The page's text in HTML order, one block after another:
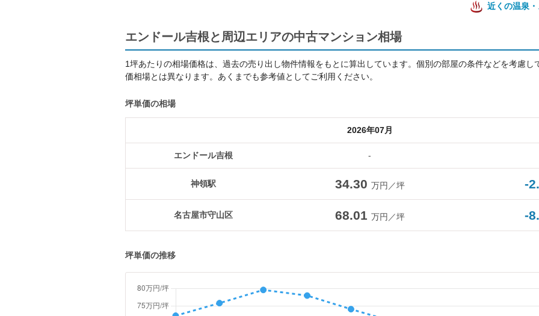
近くの温泉
エンドール吉根と周辺エリアの中古マンション相場
1坪あたりの相場価格は、過去の売り出し物件情報をもとに算出しています。個別の部屋の条件などを考慮
価相場とは異なります。あくまでも参考値としてご利用ください。
坪単価の相場
2026年07月
エンドール吉根 -
神領駅 34.30 万円／坪 -
名古屋市守山区 68.01 万円／坪 -
坪単価の推移